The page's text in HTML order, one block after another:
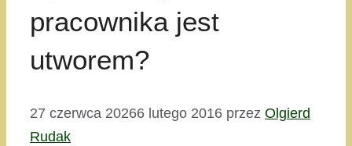
pracownika jest
utworem?
27 czerwca 20266 lutego 2016 przez Olgierd
Rudak